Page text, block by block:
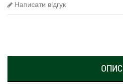
Написати відгук
ОПИС